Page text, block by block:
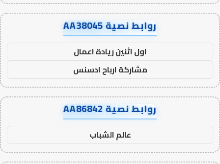
روابط نصية AA38045
اول اثنين ريادة اعمال
مشاركة ارباح ادسنس
روابط نصية AA86842
عالم الشباب